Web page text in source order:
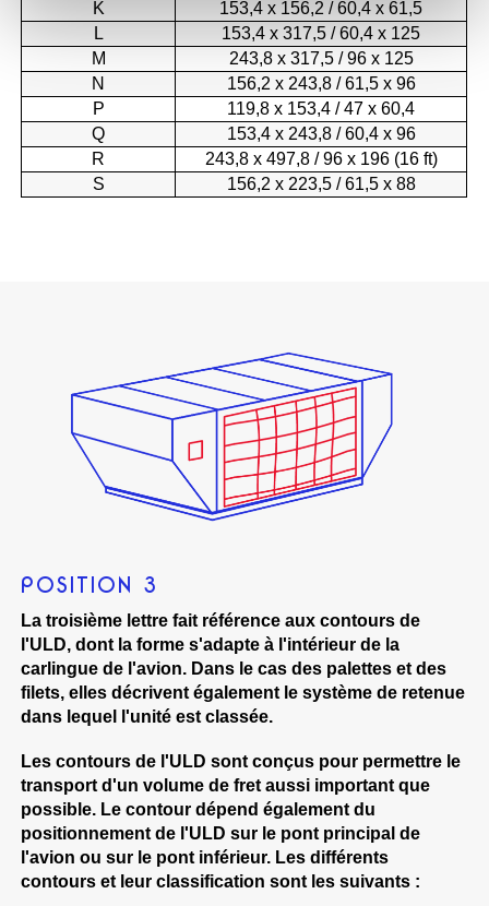
K
153,4 x 156,2 / 60,4 x 61,5
L
153,4 x 317,5 / 60,4 x 125
M
243,8 x 317,5 / 96 x 125
N
156,2 x 243,8 / 61,5 x 96
P
119,8 x 153,4 / 47 x 60,4
Q
153,4 x 243,8 / 60,4 x 96
R
243,8 x 497,8 / 96 x 196 (16 ft)
S
156,2 x 223,5 / 61,5 x 88
POSITION 3
La troisième lettre fait référence aux contours de
l'ULD, dont la forme s'adapte à l'intérieur de la
carlingue de l'avion. Dans le cas des palettes et des
filets, elles décrivent également le système de retenue
dans lequel l'unité est classée.
Les contours de l'ULD sont conçus pour permettre le
transport d'un volume de fret aussi important que
possible. Le contour dépend également du
positionnement de l'ULD sur le pont principal de
l'avion ou sur le pont inférieur. Les différents
contours et leur classification sont les suivants :